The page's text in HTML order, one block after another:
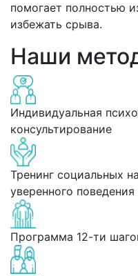
помогает полностью
избежать срыва.
Наши
Индивидуальная
консультирование
Тренинг социальных
уверенного поведения
Программа 12-ти